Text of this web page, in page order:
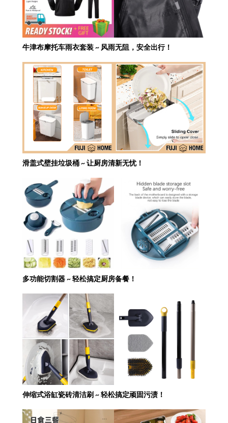
牛津布摩托车雨衣套装 ~ 风雨无阻，安全出行！
滑盖式壁挂垃圾桶 ~ 让厨房清新无忧！
多功能切割器 ~ 轻松搞定厨房备餐！
伸缩式浴缸瓷砖清洁刷 ~ 轻松搞定顽固污渍！